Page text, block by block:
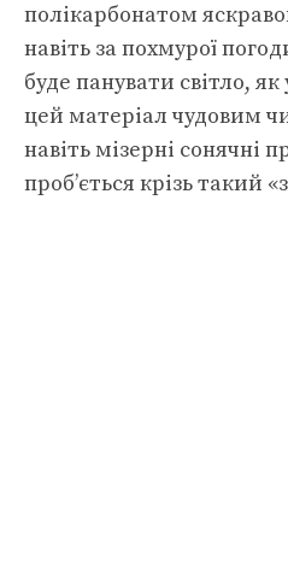
полікарбонатом
навіть за похмурої
буде панувати світло,
цей матеріал чудовим
навіть мізерні сонячні
проб’ється крізь такий